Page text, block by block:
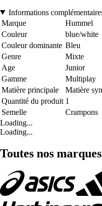
Informations
Marque
Hummel
Couleur
blue/white
Couleur dominante Bleu
Genre
Mixte
Age
Junior
Gamme
Multiplay
Matière principale
Matière
Quantité du produit 1
Semelle
Crampons
Loading...
Loading...
Toutes nos marques